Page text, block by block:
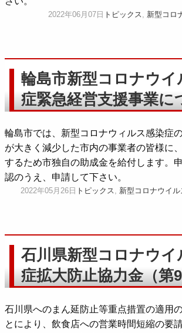
2022年06月07日 トピックス, 新型コロ
輪島市新型コロナウイ
症緊急経営支援事業に
輪島市では、新型コロナウィルス感染症
が大きく減少した市内の事業者の皆様に
するため市独自の助成金を給付します。
認のうえ、申請して下さい。
2022年05月26日 トピックス, 新型コロナウイル
石川県新型コロナウイ
症拡大防止協力金（第
石川県へのまん延防止等重点措置の適用
とにより、飲食店への営業時間短縮の要